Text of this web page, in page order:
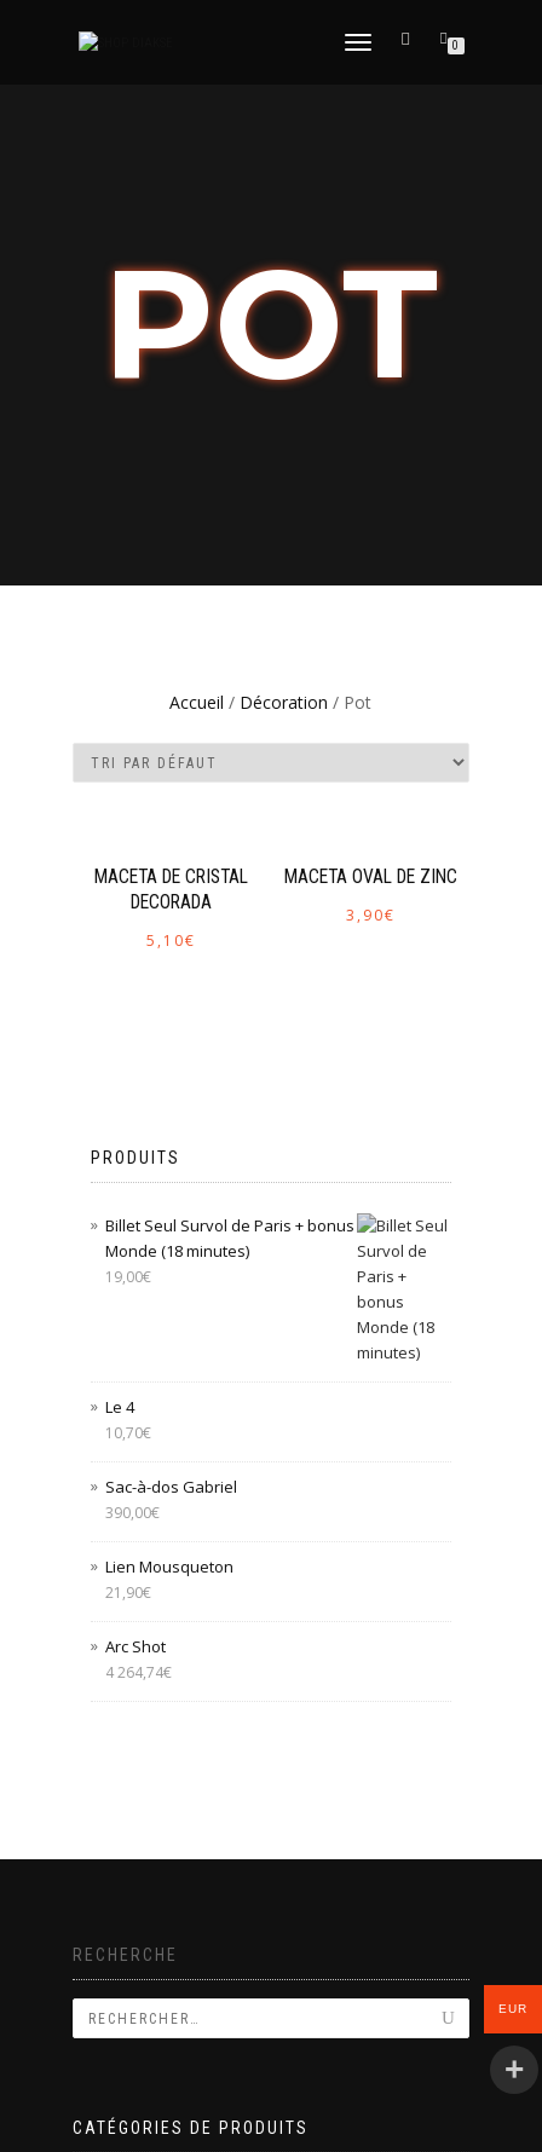
DÉPLIER
0
POT
Accueil / Décoration / Pot
MACETA DE CRISTAL
DECORADA
5,10€
MACETA OVAL DE ZINC
3,90€
PRODUITS
Billet Seul Survol de Paris + bonus
Monde (18 minutes)
19,00€
Le 4
10,70€
Sac-à-dos Gabriel
390,00€
Lien Mousqueton
21,90€
Arc Shot
4 264,74€
RECHERCHE
CATÉGORIES DE PRODUITS
EUR